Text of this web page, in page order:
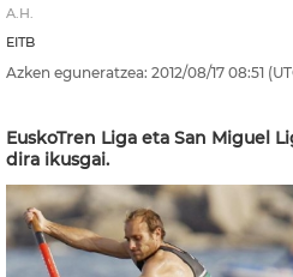
A.H.
EITB
Azken eguneratzea: 2012/08/17 08:51
EuskoTren Liga eta San Miguel
dira ikusgai.